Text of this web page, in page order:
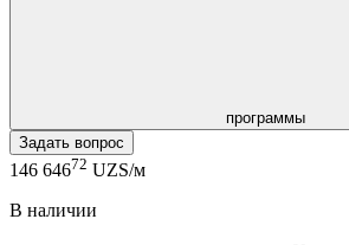
программы
Задать вопрос
146 64672 UZS/м
В наличии